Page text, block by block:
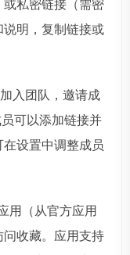
私密链接（需密
明，复制链接或
入团队，邀请成
可以添加链接并
设置中调整成员
用（从官方应用
收藏。应用支持